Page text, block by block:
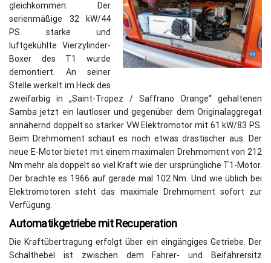
gleichkommen: Der
serienmäßige 32 kW/44
PS starke und
luftgekühlte Vierzylinder-
Boxer des T1 wurde
demontiert. An seiner
Stelle werkelt im Heck des
zweifarbig in „Saint-Tropez / Saffrano Orange“ gehaltenen
Samba jetzt ein lautloser und gegenüber dem Originalaggregat
annähernd doppelt so starker VW Elektromotor mit 61 kW/83 PS.
Beim Drehmoment schaut es noch etwas drastischer aus: Der
neue E-Motor bietet mit einem maximalen Drehmoment von 212
Nm mehr als doppelt so viel Kraft wie der ursprüngliche T1-Motor.
Der brachte es 1966 auf gerade mal 102 Nm. Und wie üblich bei
Elektromotoren steht das maximale Drehmoment sofort zur
Verfügung.
Automatikgetriebe mit Recuperation
Die Kraftübertragung erfolgt über ein eingängiges Getriebe. Der
Schalthebel ist zwischen dem Fahrer- und Beifahrersitz